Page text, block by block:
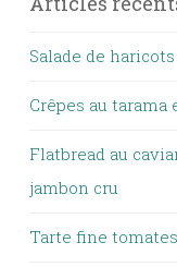
Salade de
Crêpes au tarama
Flatbread au
jambon cru
Tarte fine